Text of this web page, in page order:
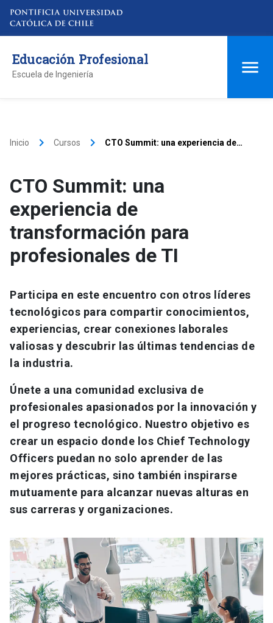
Educación Profesional
Escuela de Ingeniería
Inicio keyboard_arrow_right Cursos keyboard_arrow_right
CTO Summit: una experiencia de
CTO Summit: una
experiencia de
transformación para
profesionales de TI
Participa en este encuentro con otros líderes
tecnológicos para compartir conocimientos,
experiencias, crear conexiones laborales
valiosas y descubrir las últimas tendencias de
la industria.
Únete a una comunidad exclusiva de
profesionales apasionados por la innovación y
el progreso tecnológico. Nuestro objetivo es
crear un espacio donde los Chief Technology
Officers puedan no solo aprender de las
mejores prácticas, sino también inspirarse
mutuamente para alcanzar nuevas alturas en
sus carreras y organizaciones.